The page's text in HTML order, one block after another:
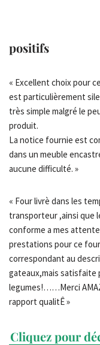
positifs
« Excellent choix pour
est particulièrement
très simple malgré le
produit.
La notice fournie est
dans un meuble
aucune difficulté. »
« Four livrè dans les
transporteur ,ainsi que
conforme a mes
prestations pour ce
correspondant au
gateaux,mais satisfaite
legumes!……Merci
rapport qualitÊ »
Cliquez pour